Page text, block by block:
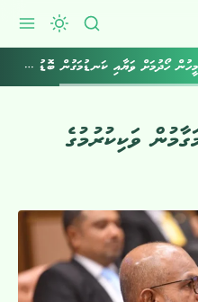
ދޯންޏެއް އަޑިއަށް ދިޔަ ހާދިސާގައި ގެއްލުނު މީހުން ހޯދުމަށް ވަޔާއި ކަނޑުމަގުން ބޮޑު ސަރަޙައްދެއް ބަލައިފި
ވަކިކުރުމުގެ